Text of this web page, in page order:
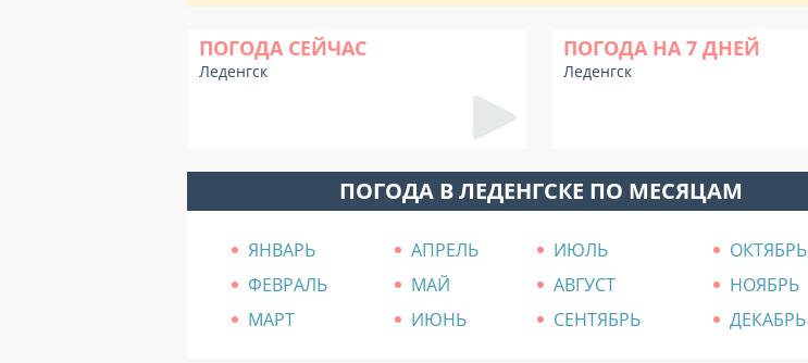
ПОГОДА СЕЙЧАС
Леденгск
ПОГОДА НА 7 ДНЕЙ
Леденгск
ПОГОДА В ЛЕДЕНГСКЕ ПО МЕСЯЦАМ
ЯНВАРЬ АПРЕЛЬ ИЮЛЬ
ОКТЯБРЬ
ФЕВРАЛЬ
МАЙ АВГУСТ
НОЯБРЬ
МАРТ
ИЮНЬ СЕНТЯБРЬ ДЕКАБРЬ